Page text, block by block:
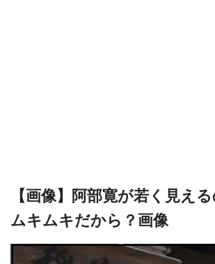
【画像】阿部寛が若く見え
ムキムキだから？画像